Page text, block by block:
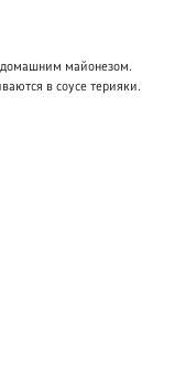
домашним майонезом.
в соусе терияки.